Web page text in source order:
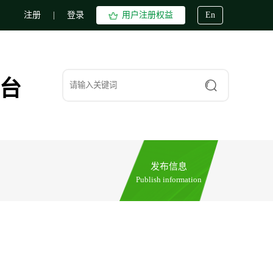
注册 登录 用户注册权益 En
发布信息
Publish information